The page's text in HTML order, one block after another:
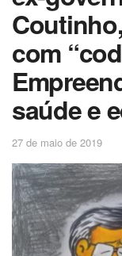
com
saúde e
27 de maio de 2019